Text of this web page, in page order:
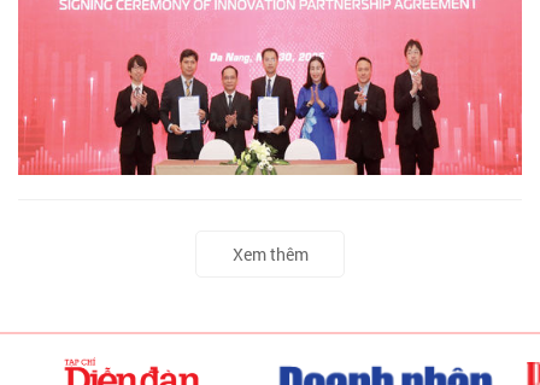
Xem thêm